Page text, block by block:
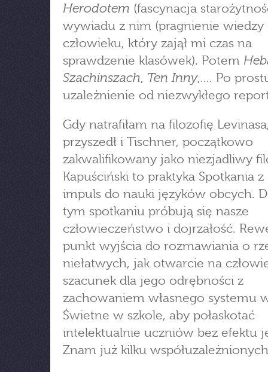
Herodotem (fascynacja
wywiadu z nim (pragnienie wiedzy
człowieku, który zajął mi czas na
sprawdzenie klasówek). Potem
Szachinszach, Ten Inny,.... Po
uzależnienie od niezwykłego
Gdy natrafiłam na filozofię
przyszedł i Tischner, początkowo
zakwalifikowany jako niezjadliwy
Kapuściński to praktyka Spotkania
impuls do nauki języków obcych.
tym spotkaniu próbują się nasze
człowieczeństwo i dojrzałość.
punkt wyjścia do rozmawiania o
niełatwych, jak otwarcie na
szacunek dla jego odrębności z
zachowaniem własnego systemu
Świetne w szkole, aby połaskotać
intelektualnie uczniów bez efektu
Znam już kilku